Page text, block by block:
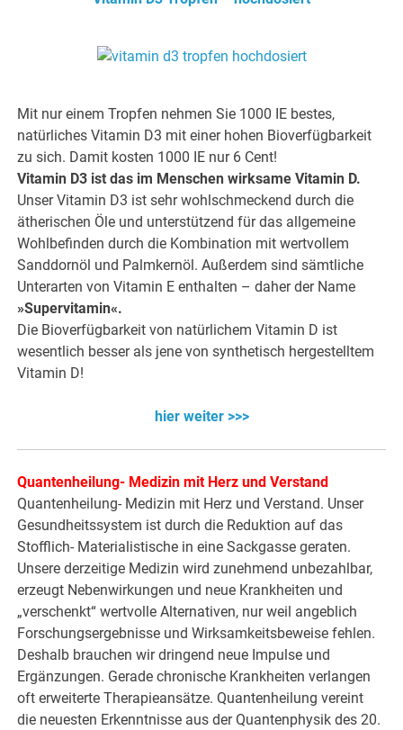
Mit nur einem Tropfen nehmen Sie 1000 IE bestes,
natürliches Vitamin D3 mit einer hohen Bioverfügbarkeit
zu sich. Damit kosten 1000 IE nur 6 Cent!
Vitamin D3 ist das im Menschen wirksame Vitamin D.
Unser Vitamin D3 ist sehr wohlschmeckend durch die
ätherischen Öle und unterstützend für das allgemeine
Wohlbefinden durch die Kombination mit wertvollem
Sanddornöl und Palmkernöl. Außerdem sind sämtliche
Unterarten von Vitamin E enthalten – daher der Name
»Supervitamin«.
Die Bioverfügbarkeit von natürlichem Vitamin D ist
wesentlich besser als jene von synthetisch hergestelltem
Vitamin D!
hier weiter >>>
Quantenheilung- Medizin mit Herz und Verstand
Quantenheilung- Medizin mit Herz und Verstand. Unser
Gesundheitssystem ist durch die Reduktion auf das
Stofflich- Materialistische in eine Sackgasse geraten.
Unsere derzeitige Medizin wird zunehmend unbezahlbar,
erzeugt Nebenwirkungen und neue Krankheiten und
„verschenkt“ wertvolle Alternativen, nur weil angeblich
Forschungsergebnisse und Wirksamkeitsbeweise fehlen.
Deshalb brauchen wir dringend neue Impulse und
Ergänzungen. Gerade chronische Krankheiten verlangen
oft erweiterte Therapieansätze. Quantenheilung vereint
die neuesten Erkenntnisse aus der Quantenphysik des 20.